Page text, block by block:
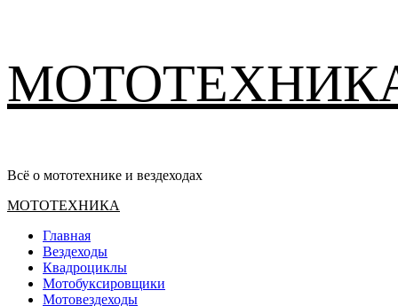
содержимому
Всё о мототехнике и вездеходах
Основное
МОТОТЕХНИКА
Главная
Вездеходы
Квадроциклы
Мотобуксировщики
Мотовездеходы